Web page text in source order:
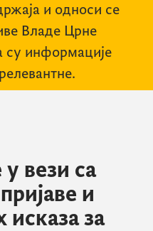
и односи се
Владе Црне
су информације
вези са
и
исказа за